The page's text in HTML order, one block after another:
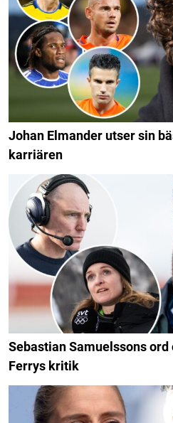
Johan Elmander utser sin
karriären
Sebastian Samuelssons ord
Ferrys kritik